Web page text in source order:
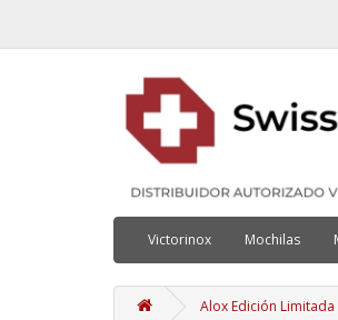
Victorinox Mochilas
Alox Edición